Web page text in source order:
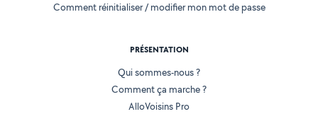
Comment réinitialiser / modifier mon mot de passe
PRÉSENTATION
Qui sommes-nous ?
Comment ça marche ?
AlloVoisins Pro